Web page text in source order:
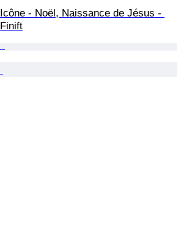
Icône - Noël, Naissance de Jésus -
Finift